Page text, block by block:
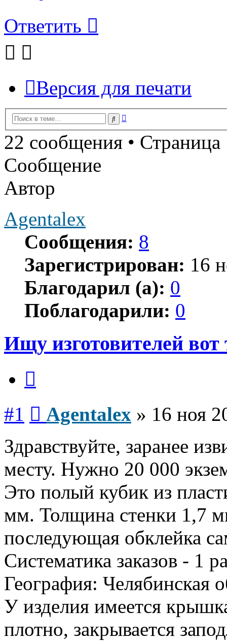
Ответить
Версия для печати
Поиск
22 сообщения • Страница
Сообщение
Автор
Agentalex
Сообщения: 8
Зарегистрирован: 16
Благодарил (а): 0
Поблагодарили: 0
Ищу изготовителей вот
#1 Agentalex » 16 ноя
Здравствуйте, заранее
месту. Нужно 20 000
Это полый кубик из
мм. Толщина стенки 1,7
последующая обклейка
Систематика заказов - 1
География: Челябинская
У изделия имеется
плотно, закрывается